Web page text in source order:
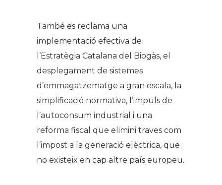
També es reclama una
implementació efectiva de
l’Estratègia Catalana del Biogàs, el
desplegament de sistemes
d’emmagatzematge a gran escala, la
simplificació normativa, l’impuls de
l’autoconsum industrial i una
reforma fiscal que elimini traves com
l’impost a la generació elèctrica, que
no existeix en cap altre país europeu.